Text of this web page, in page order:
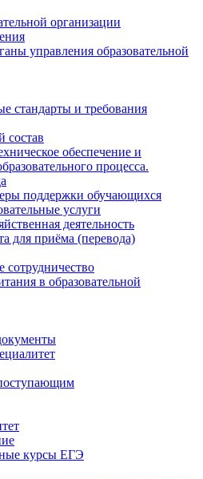
организации
управления образовательной
стандарты и требования
состав
обеспечение и
процесса.
поддержки обучающихся
услуги
деятельность
для приёма (перевода)
в образовательной
курсы ЕГЭ